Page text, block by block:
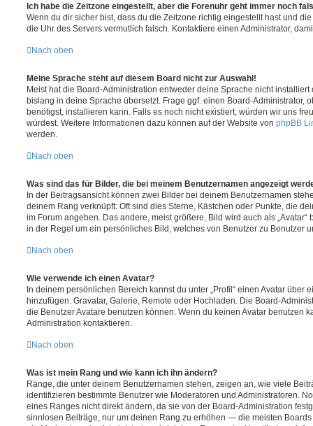
Ich habe die Zeitzone eingestellt, aber die Forenuhr geht immer noch
Wenn du dir sicher bist, dass du die Zeitzone richtig eingestellt hast und
die Uhr des Servers vermutlich falsch. Kontaktiere einen Administrator,
Nach oben
Meine Sprache steht auf diesem Board nicht zur Auswahl!
Meist hat die Board-Administration entweder deine Sprache nicht
bislang in deine Sprache übersetzt. Frage ggf. einen Board-Administrator,
benötigst, installieren kann. Falls es noch nicht existiert, würden wir uns
würdest. Weitere Informationen dazu können auf der Website von phpBB
werden.
Nach oben
Was sind das für Bilder, die bei meinem Benutzernamen angezeigt
In der Beitragsansicht können zwei Bilder bei deinem Benutzernamen
deinem Rang verknüpft: Oft sind dies Sterne, Kästchen oder Punkte, die
im Forum angeben. Das andere, meist größere, Bild wird auch als
in der Regel um ein persönliches Bild, welches von Benutzer zu Benutzer
Nach oben
Wie verwende ich einen Avatar?
In deinem persönlichen Bereich kannst du unter „Profil“ einen Avatar über
hinzufügen: Gravatar, Galerie, Remote oder Hochladen. Die Board-
die Benutzer Avatare benutzen können. Wenn du keinen Avatar benutzen
Administration kontaktieren.
Nach oben
Was ist mein Rang und wie kann ich ihn ändern?
Ränge, die unter deinem Benutzernamen stehen, zeigen an, wie viele
identifizieren bestimmte Benutzer wie Moderatoren und Administratoren.
eines Ranges nicht direkt ändern, da sie von der Board-Administration
sinnlosen Beiträge, nur um deinen Rang zu erhöhen — die meisten